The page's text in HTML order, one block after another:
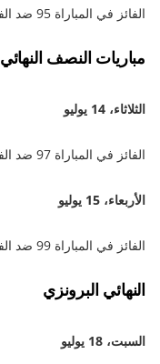
الفائز في المباراة 95 ضد الفائز في المباراة 96 – ملعب كانساس سيتي
مباريات النصف النهائي
الثلاثاء، 14 يوليو
الفائز في المباراة 97 ضد الفائز في المباراة 98 – ملعب دالاس
الأربعاء، 15 يوليو
الفائز في المباراة 99 ضد الفائز في المباراة 100 – ملعب أتلانتا
النهائي البرونزي
السبت، 18 يوليو